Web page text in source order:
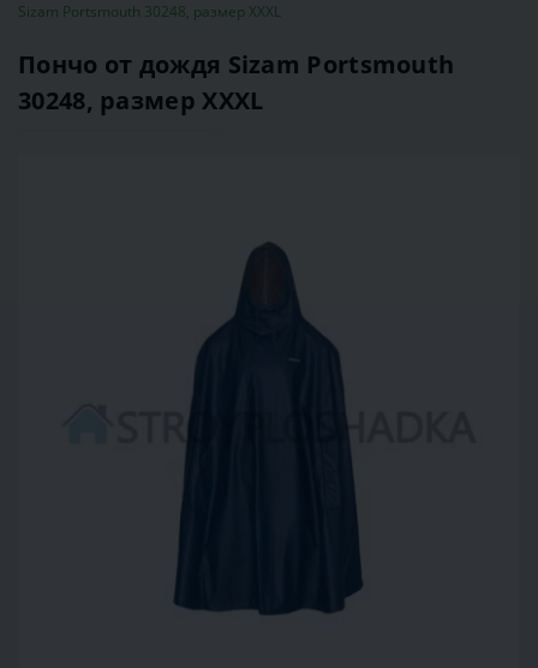
Sizam Portsmouth 30248, размер XXXL
Пончо от дождя Sizam Portsmouth
30248, размер XXXL